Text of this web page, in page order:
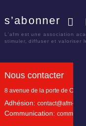
s’abonner
L'afm est une association
stimuler, diffuser et valoriser
Nous contacter
8 avenue de la porte de
Adhésion: contact@afm-
Communication: